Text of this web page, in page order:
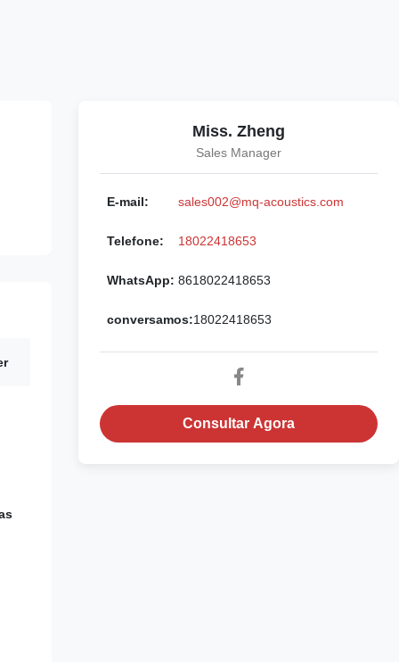
Miss. Zheng
Sales Manager
E-mail: sales002@mq-acoustics.com
Telefone: 18022418653
WhatsApp: 8618022418653
conversamos:18022418653
Consultar Agora